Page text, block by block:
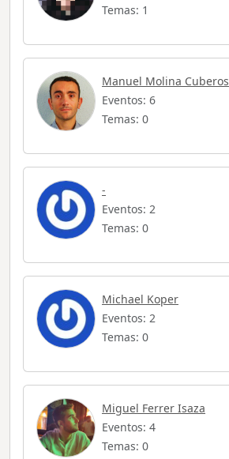
Temas: 1
Manuel Molina Cuberos
Eventos: 6
Temas: 0
-
Eventos: 2
Temas: 0
Michael Koper
Eventos: 2
Temas: 0
Miguel Ferrer Isaza
Eventos: 4
Temas: 0